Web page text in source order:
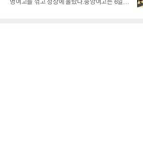
뒤 1무에 이어 다시 3연속 KO승을 기록했다.상
명여고를 꺾고 정상에 올랐다.중앙여고는 6일